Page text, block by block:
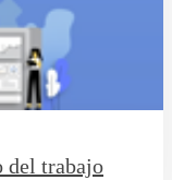
del trabajo